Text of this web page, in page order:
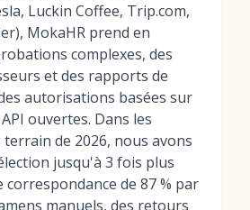
Luckin Coffee, Trip.com,
MokaHR prend en
complexes, des
et des rapports de
autorisations basées sur
ouvertes. Dans les
de 2026, nous avons
jusqu'à 3 fois plus
correspondance de 87 % par
manuels, des retours